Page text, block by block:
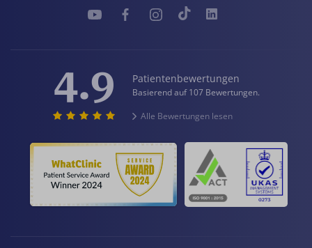
4.9 Patientenbewertungen
Basierend auf 107 Bewertungen.
Alle Bewertungen lesen